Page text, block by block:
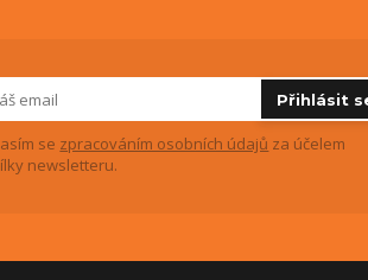
Přihlásit
se zpracováním osobních údajů za účelem
newsletteru.